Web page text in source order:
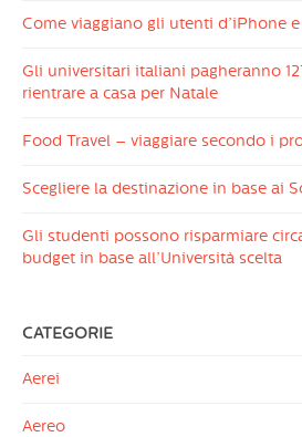
Come viaggiano gli utenti d’iPhone
Gli universitari italiani pagheranno
rientrare a casa per Natale
Food Travel – viaggiare secondo i
Scegliere la destinazione in base ai
Gli studenti possono risparmiare
budget in base all’Università scelta
CATEGORIE
Aerei
Aereo